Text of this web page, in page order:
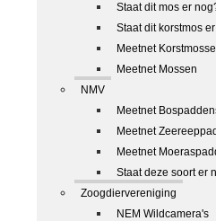
Staat dit mos er
Staat dit korstmos
Meetnet
Meetnet Mossen
NMV
Meetnet
Meetnet
Meetnet
Staat deze soort er
Zoogdiervereniging
NEM Wildcamera's